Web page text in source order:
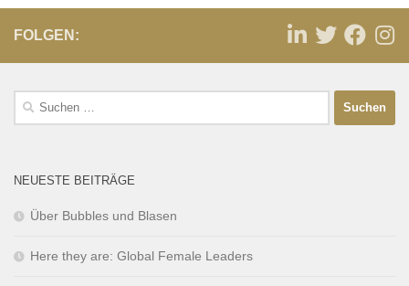
FOLGEN:
NEUESTE BEITRÄGE
Über Bubbles und Blasen
Here they are: Global Female Leaders